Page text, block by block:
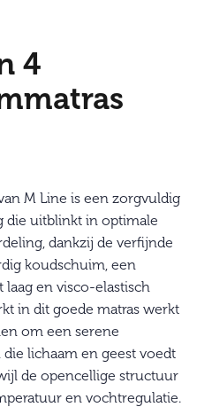
4
M Line is een zorgvuldig
die uitblinkt in optimale
dankzij de verfijnde
koudschuim, een
en visco-elastisch
in dit goede matras werkt
om een serene
lichaam en geest voedt
de opencellige structuur
en vochtregulatie.